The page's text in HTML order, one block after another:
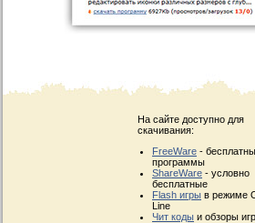
На сайте доступно для
скачивания:
FreeWare -
программы
ShareWare - условно
бесплатные
Flash игры в режиме
Line
Чит коды и обзоры игр